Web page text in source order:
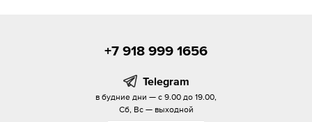
+7 918 999 1656
Telegram
в будние дни — с 9.00 до 19.00,
Сб, Вс — выходной